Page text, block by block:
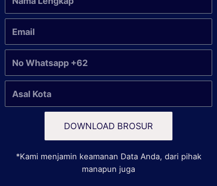
DOWNLOAD BROSUR
*Kami menjamin keamanan Data Anda, dari pihak
manapun juga